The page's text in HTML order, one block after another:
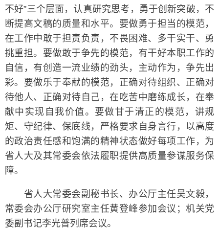
不好”三个层面，认真研究思考，勇于创新突破，不
断提高文稿的质量和水平。要做勇于担当的模范，
在工作中敢于担责负责，不畏困难、多干实干、勇
挑重担。要做敢于争先的模范，有干好本职工作的
自信，有创造一流业绩的劲头，主动作为，争先出
彩。要做乐于奉献的模范，正确对待组织、正确对
待他人、正确对待自己，在吃苦中磨练成长，在奉
献中实现自我价值。要做甘于清正的模范，讲规
矩、守纪律、保底线，严格要求自身言行，以高度
的政治责任感和饱满的精神状态做好每项工作，为
省人大及其常委会依法履职提供高质量参谋服务保
障。
省人大常委会副秘书长、办公厅主任吴文毅，
常委会办公厅研究室主任黄登峰参加会议；机关党
委副书记李光普列席会议。